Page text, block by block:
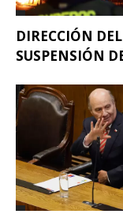
DIRECCIÓN
SUSPENSIÓN